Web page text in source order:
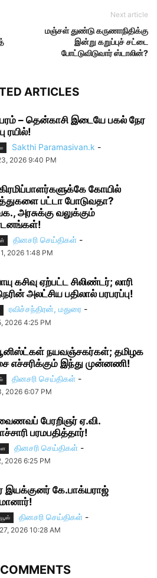
Next article
மஞ்சள் துண்டு கருணாநிதிக்கு
இன்று கறுப்புச் சட்டை
போட்டுவிடுவார் ஸ்டாலின்?
ARTICLES
– தென்காசி இடையே பகல் நேர
ரயில்!
Sakthi Paramasivan.k -
2026 9:40 PM
கோயில்
பட்டா போடுவதா?
அரசுக்கு வலுக்கும்
தினசரி செய்திகள் -
2026 1:48 PM
கசிவு ஏற்பட்ட சிலிண்டர்; லாரி
அலட்சிய பதிலால் பரபரப்பு!
ரவிச்சந்திரன், மதுரை -
2026 4:25 PM
நயவஞ்சகர்கள்; தமிழக
எச்சரிக்கும் இந்து முன்னணி!
தினசரி செய்திகள் -
2026 6:07 PM
பேரறிஞர் ஏ.வி.
பரமபதித்தார்!
தினசரி செய்திகள் -
2026 6:25 PM
இயக்குனர் கே.பாக்யராஜ்
தினசரி செய்திகள் -
2026 10:28 AM